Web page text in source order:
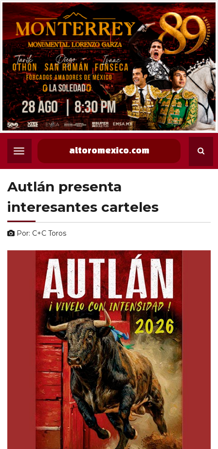
altoromexico.com
Autlán presenta
interesantes carteles
Por: C+C Toros